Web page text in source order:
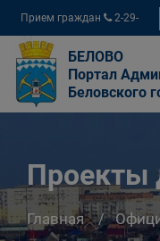
Прием граждан
2-29-
04
БЕЛОВО
Портал
Беловского
Проекты
Главная